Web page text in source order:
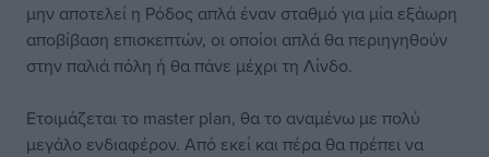
μην αποτελεί η Ρόδος απλά έναν σταθμό για μία εξάωρη
αποβίβαση επισκεπτών, οι οποίοι απλά θα περιηγηθούν
στην παλιά πόλη ή θα πάνε μέχρι τη Λίνδο.
Ετοιμάζεται το master plan, θα το αναμένω με πολύ
μεγάλο ενδιαφέρον. Από εκεί και πέρα θα πρέπει να